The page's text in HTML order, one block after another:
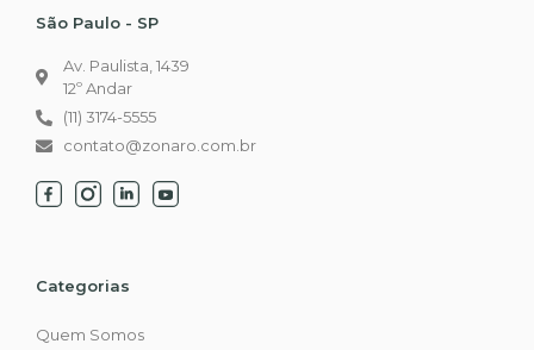
São Paulo - SP
Av. Paulista, 1439
12º Andar
(11) 3174-5555
contato@zonaro.com.br
Categorias
Quem Somos